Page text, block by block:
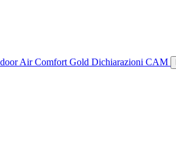
Air Comfort Gold Dichiarazioni CAM